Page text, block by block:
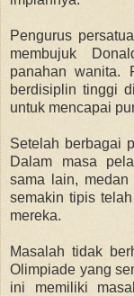
Pengurus
membujuk
panahan wanita.
berdisiplin tinggi
untuk mencapai
Setelah berbagai
Dalam masa
sama lain,
semakin tipis
mereka.
Masalah tidak
Olimpiade yang
ini memiliki